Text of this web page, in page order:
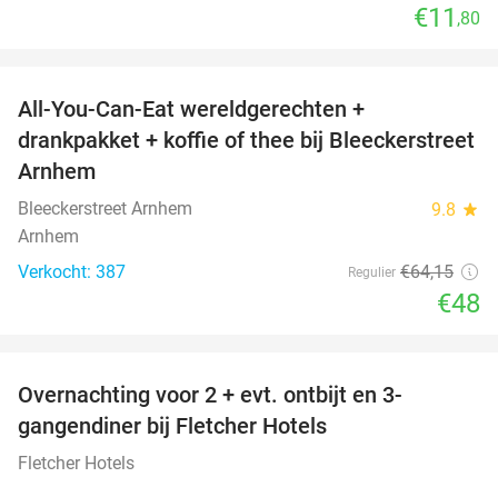
€11 ,80
All-You-Can-Eat wereldgerechten +
drankpakket + koffie of thee bij Bleeckerstreet
Arnhem
Bleeckerstreet Arnhem 9.8 star
Arnhem
Verkocht: 387
Regulier €64,15
€48
Overnachting voor 2 + evt. ontbijt en 3-
gangendiner bij Fletcher Hotels
Fletcher Hotels